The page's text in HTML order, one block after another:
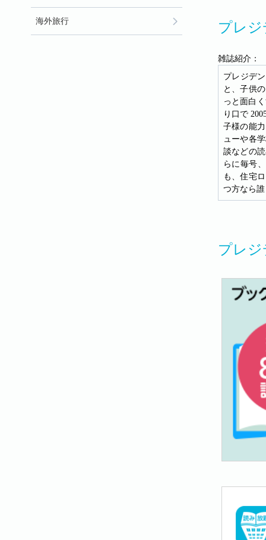
プレジ
雑誌紹介：
プレジデ
と、子供
っと面白
り口で
子様の能
ューや各
談などの
らに毎号
も、住宅
つ方なら
プレ
海外旅行